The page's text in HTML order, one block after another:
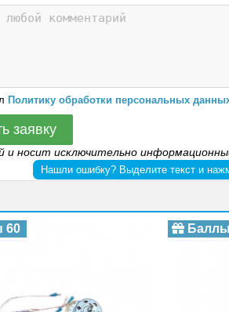
Политику обработки персональных
заявку
носит исключительно
Нашли ошибку? Выделите текст и
60